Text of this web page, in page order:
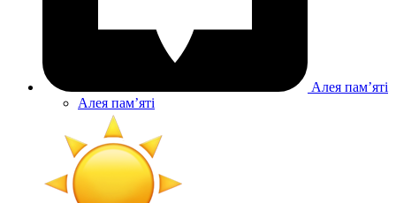
Алея памʼяті
Алея памʼяті